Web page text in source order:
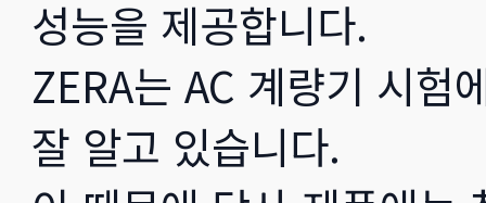
성능을 제공합니다.
ZERA는 AC 계량기 시험
잘 알고 있습니다.